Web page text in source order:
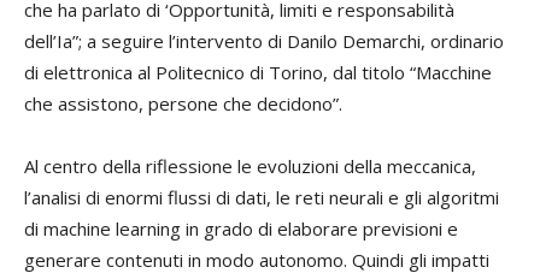
che ha parlato di ‘Opportunità, limiti e responsabilità
dell’Ia”; a seguire l’intervento di Danilo Demarchi, ordinario
di elettronica al Politecnico di Torino, dal titolo “Macchine
che assistono, persone che decidono”.
Al centro della riflessione le evoluzioni della meccanica,
l’analisi di enormi flussi di dati, le reti neurali e gli algoritmi
di machine learning in grado di elaborare previsioni e
generare contenuti in modo autonomo. Quindi gli impatti